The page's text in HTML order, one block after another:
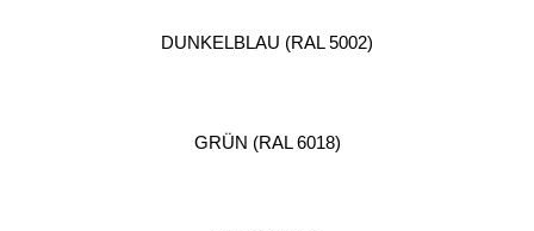
DUNKELBLAU (RAL 5002)
GRÜN (RAL 6018)